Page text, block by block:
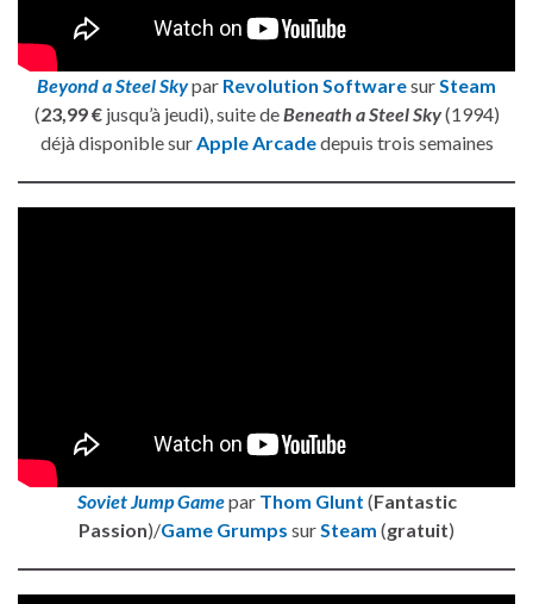
Beyond a Steel Skypar Revolution Softwaresur Steam
(23,99 €jusqu’à jeudi), suite de Beneath a Steel Sky(1994)
déjà disponible sur Apple Arcadedepuis trois semaines
Soviet Jump Gamepar Thom Glunt (Fantastic
Passion)/Game Grumps surSteam (gratuit)